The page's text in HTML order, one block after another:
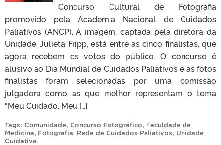
Concurso Cultural de Fotografia
promovido pela Academia Nacional de Cuidados
Paliativos (ANCP). A imagem, captada pela diretora da
Unidade, Julieta Fripp, está entre as cinco finalistas, que
agora recebem os votos do público. O concurso é
alusivo ao Dia Mundial de Cuidados Paliativos e as fotos
finalistas foram selecionadas por uma comissão
julgadora como as que melhor representam o tema
“Meu Cuidado. Meu […]
Tags: Comunidade, Concurso Fotográfico, Faculdade de
Medicina, Fotografia, Rede de Cuidados Paliativos, Unidade
Cuidativa.